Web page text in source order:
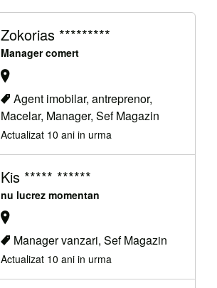
Zokorias *********
Manager comert
Agent imobilar, antreprenor,
Macelar, Manager, Sef Magazin
Actualizat 10 ani in urma
Kis ***** ******
nu lucrez momentan
Manager vanzari, Sef Magazin
Actualizat 10 ani in urma